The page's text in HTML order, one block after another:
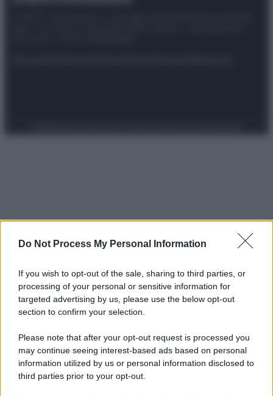
Do Not Process My Personal Information
If you wish to opt-out of the sale, sharing to third parties, or
processing of your personal or sensitive information for
targeted advertising by us, please use the below opt-out
section to confirm your selection.
Please note that after your opt-out request is processed you
may continue seeing interest-based ads based on personal
information utilized by us or personal information disclosed to
third parties prior to your opt-out.